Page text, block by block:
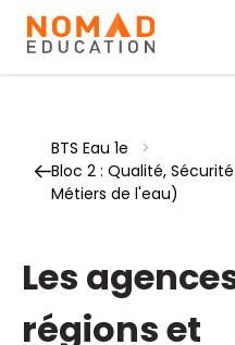
BTS Eau 1e
>
Bloc 2 : Qualité,
Métiers de l'eau)
Les
régions et